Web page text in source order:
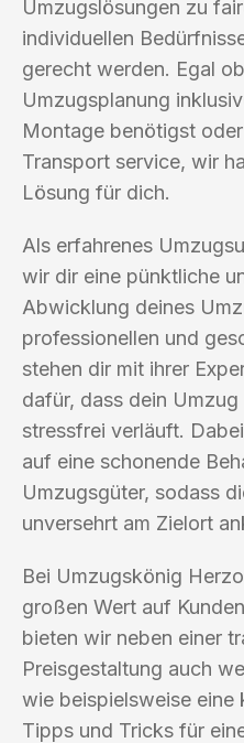
Umzugslösungen zu
individuellen
gerecht werden. Egal
Umzugsplanung
Montage benötigst
Transport service, wir
Lösung für dich.
Als erfahrenes
wir dir eine pünktliche
Abwicklung deines
professionellen und
stehen dir mit ihrer
dafür, dass dein
stressfrei verläuft.
auf eine schonende
Umzugsgüter, sodass
unversehrt am Zielort
Bei Umzugskönig
großen Wert auf
bieten wir neben einer
Preisgestaltung auch
wie beispielsweise eine
Tipps und Tricks für